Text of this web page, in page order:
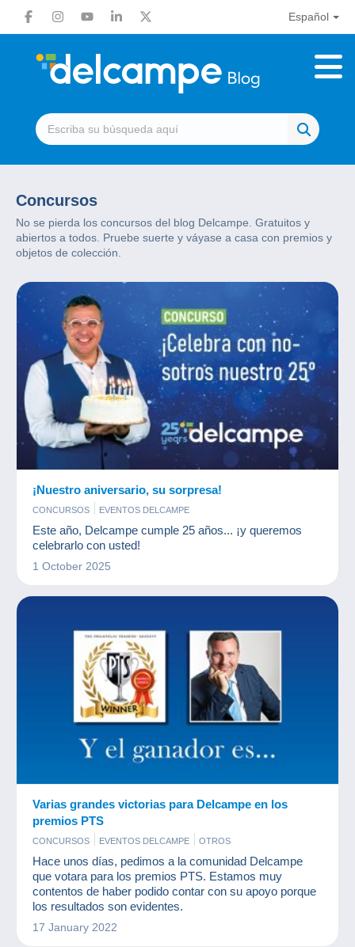
Español
Concursos
No se pierda los concursos del blog Delcampe. Gratuitos y
abiertos a todos. Pruebe suerte y váyase a casa con premios y
objetos de colección.
¡Nuestro aniversario, su sorpresa!
CONCURSOS EVENTOS DELCAMPE
Este año, Delcampe cumple 25 años... ¡y queremos
celebrarlo con usted!
1 October 2025
Varias grandes victorias para Delcampe en los
premios PTS
CONCURSOS EVENTOS DELCAMPE OTROS
Hace unos días, pedimos a la comunidad Delcampe
que votara para los premios PTS. Estamos muy
contentos de haber podido contar con su apoyo porque
los resultados son evidentes.
17 January 2022